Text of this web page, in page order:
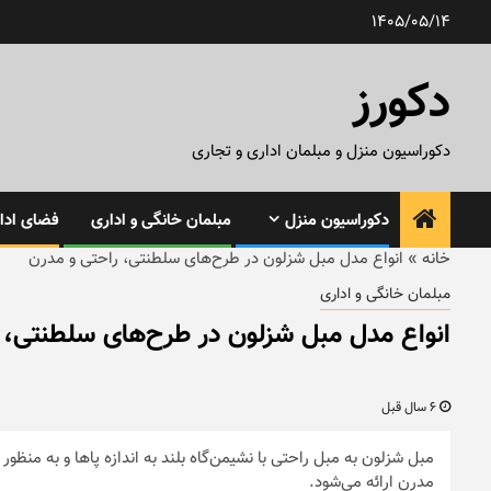
1405/05/14
دکورز
دکوراسیون منزل و مبلمان اداری و تجاری
دکوراسیون منزل مبلمان خانگی و اداری فضای
خانه » انواع مدل مبل شزلون در طرح‌های سلطنتی، راحتی و مدرن
مبلمان خانگی و اداری
انواع مدل مبل شزلون در طرح‌های
مبل شزلون به مبل راحتی با نشیمن‌گاه بلند به اندازه پا‌ها و به
مدرن ارائه می‌شود.